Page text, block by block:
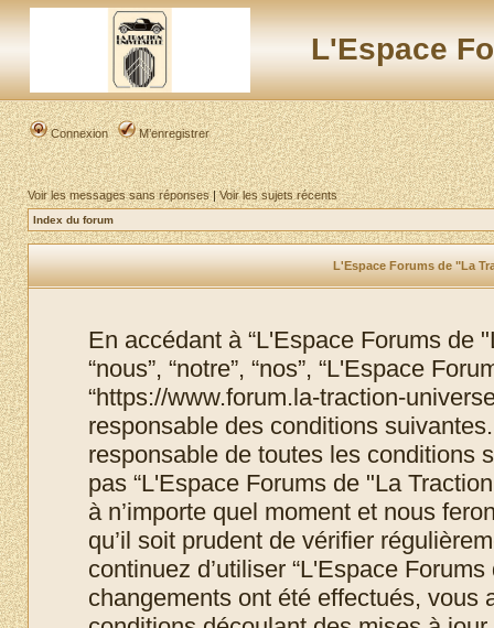
L'Espace
Connexion M’enregistrer
Voir les messages sans réponses|Voir les sujets récents
Index du forum
L'Espace Forums de "La
En accédant à “L'Espace Forums de
“nous”, “notre”, “nos”, “L'Espace
“https://www.forum.la-traction-
responsable des conditions
responsable de toutes les conditions
pas “L'Espace Forums de "La
à n’importe quel moment et nous
qu’il soit prudent de vérifier
continuez d’utiliser “L'Espace
changements ont été effectués, vous